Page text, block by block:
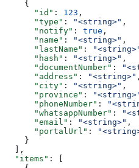
    {
      "id"
: 123 ,
      "type"
: "<string>" ,
      "notify"
: true ,
      "name"
: "<string>" ,
      "lastName"
:
      "hash"
: "<string>" ,
      "documentNumber"
:
      "address"
: "<string>" ,
      "city"
: "<string>" ,
      "province"
:
      "phoneNumber"
:
      "whatsappNumber"
:
      "email"
: "<string>" ,
      "portalUrl"
:
    }
  ],
  "items"
: [